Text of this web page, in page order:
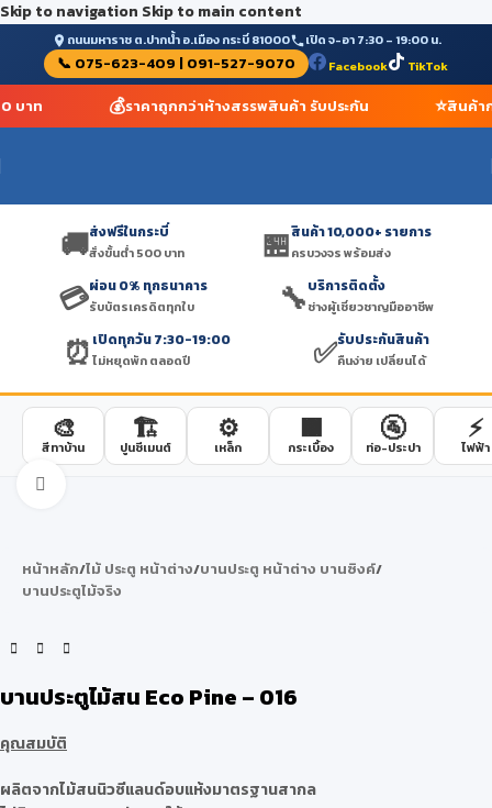
Skip to navigation Skip to main content
ถนนมหาราช ต.ปากน้ำ อ.เมือง กระบี่ 81000 เปิด จ-อา 7:30 – 19:00 น.
📞 075-623-409 | 091-527-9070 Facebook TikTok
บาท 💰ราคาถูกกว่าห้างสรรพสินค้า รับประกัน ⭐สินค้า
🚚ส่งฟรีในกระบี่
สั่งขั้นต่ำ 500 บาท 🏪สินค้า 10,000+ รายการ
ครบวงจร พร้อมส่ง
💳ผ่อน 0% ทุกธนาคาร
รับบัตรเครดิตทุกใบ 🔧บริการติดตั้ง
ช่างผู้เชี่ยวชาญมืออาชีพ
⏰ เปิดทุกวัน 7:30-19:00
ไม่หยุดพัก ตลอดปี ✅รับประกันสินค้า
คืนง่าย เปลี่ยนได้
🎨
สีทาบ้าน
🏗️
ปูนซีเมนต์
⚙️
เหล็ก
🟫
กระเบื้อง
🚰
ท่อ-ประปา
⚡
ไฟฟ้า
Click to enlarge
หน้าหลัก/ไม้ ประตู หน้าต่าง/บานประตู หน้าต่าง บานซิงค์/
บานประตูไม้จริง
บานประตูไม้สน Eco Pine – 016
คุณสมบัติ
ผลิตจากไม้สนนิวซีแลนด์อบแห้งมาตรฐานสากล